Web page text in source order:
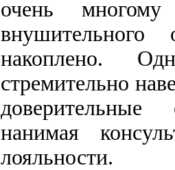
очень
накоплено.
стремительно
нанимая
лояльности.